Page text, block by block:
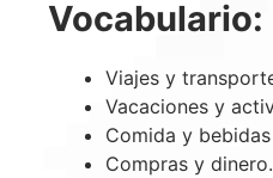
Vocabulario:
Viajes y
Vacaciones y
Comida y
Compras y dinero.